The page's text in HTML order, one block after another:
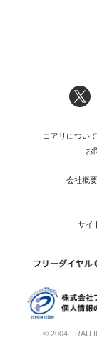
コアリについて
お
会社概要
サイ
© 2004 FRAU